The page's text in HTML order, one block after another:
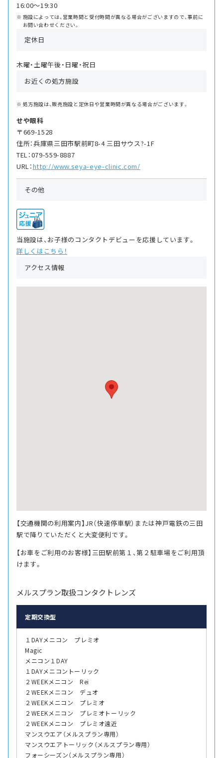
16:00〜19:30
施設によっては、営業時間と受付時間が異なる場合がございますので、事前に
お問い合わせください。
定休日
木曜・土曜午後・日曜・祝日
お近くの処方施設
処方施設は、販売施設と定休日や営業時間が異なる場合がございます。
せや眼科
〒669-1528
住所：兵庫県三田市駅前町8-4 三田サウス?-1F
TEL：079-559-8887
URL：http://www.seya-eye-clinic.com/
その他
当施設は、お子様のコンタクトデビューを応援しています。
詳しくはこちら！
アクセス情報
【交通機関の利用案内】JR（快速停車駅）または神戸電鉄の三田
駅で降りていただくと大変便利です。
【お車をご利用のお客様】三田駅前第１、第２駐車場をご利用頂
けます。
メルスプラン取扱コンタクトレンズ
定期交換型
１DAYメニコン プレミオ
Magic
メニコン１DAY
１DAYメニコントーリック
２WEEKメニコン Rei
２WEEKメニコン デュオ
２WEEKメニコン プレミオ
２WEEKメニコン プレミオトーリック
２WEEKメニコン プレミオ遠近
マンスウエア（メルスプラン専用）
マンスウエアトーリック（メルスプラン専用）
フォーシーズン（メルスプラン専用）